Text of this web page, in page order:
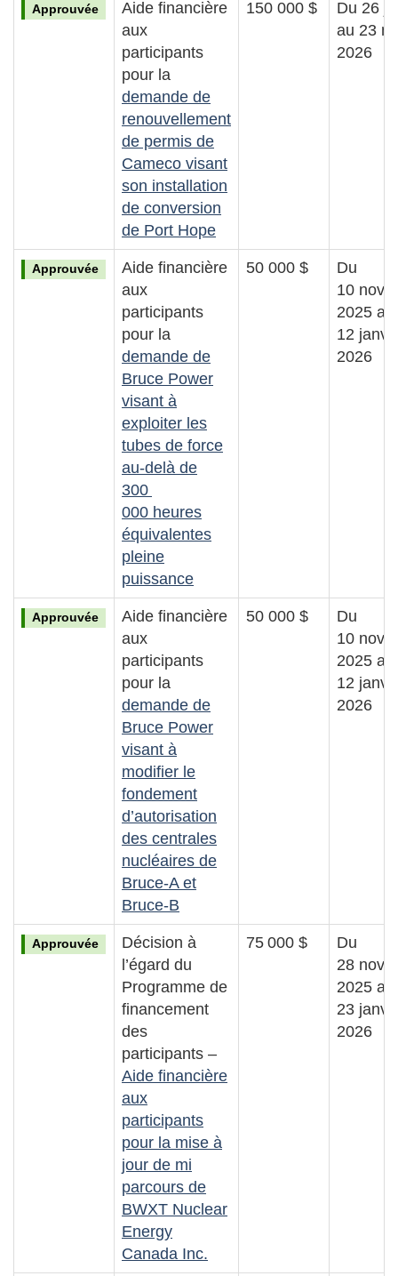
Approuvée
Aide financière
aux
participants
pour la
demande de
renouvellement
de permis de
Cameco visant
son installation
de conversion
de Port Hope
150 000 $
Du 26
au 23
2026
Approuvée
Aide financière
aux
participants
pour la
demande de
Bruce Power
visant à
exploiter les
tubes de force
au‑delà de
300
000 heures
équivalentes
pleine
puissance
50 000 $
Du
10
2025 au
12
2026
Approuvée
Aide financière
aux
participants
pour la
demande de
Bruce Power
visant à
modifier le
fondement
d’autorisation
des centrales
nucléaires de
Bruce‑A et
Bruce‑B
50 000 $
Du
10
2025 au
12
2026
Approuvée
Décision à
l’égard du
Programme de
financement
des
participants –
Aide financière
aux
participants
pour la mise à
jour de mi
parcours de
BWXT Nuclear
Energy
Canada Inc.
75 000 $
Du
28
2025 au
23
2026